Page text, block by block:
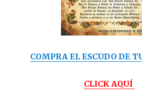
COMPRA EL ESCUDO DE
CLICK AQUÍ